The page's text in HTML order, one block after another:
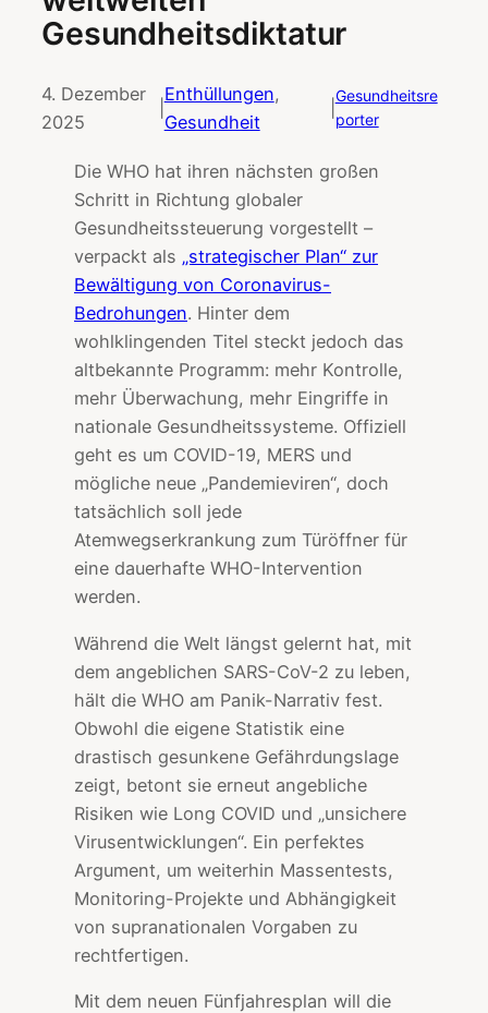
Gesundheitsdiktatur
4. Dezember
2025
|
Enthüllungen
Gesundheit
|
Gesundheitsre
porter
Die WHO hat ihren nächsten großen
Schritt in Richtung globaler
Gesundheitssteuerung vorgestellt –
verpackt als „strategischer Plan“ zur
Bewältigung von Coronavirus-
Bedrohungen. Hinter dem
wohlklingenden Titel steckt jedoch das
altbekannte Programm: mehr Kontrolle,
mehr Überwachung, mehr Eingriffe in
nationale Gesundheitssysteme. Offiziell
geht es um COVID-19, MERS und
mögliche neue „Pandemieviren“, doch
tatsächlich soll jede
Atemwegserkrankung zum Türöffner für
eine dauerhafte WHO-Intervention
werden.
Während die Welt längst gelernt hat, mit
dem angeblichen SARS-CoV-2 zu leben,
hält die WHO am Panik-Narrativ fest.
Obwohl die eigene Statistik eine
drastisch gesunkene Gefährdungslage
zeigt, betont sie erneut angebliche
Risiken wie Long COVID und „unsichere
Virusentwicklungen“. Ein perfektes
Argument, um weiterhin Massentests,
Monitoring-Projekte und Abhängigkeit
von supranationalen Vorgaben zu
rechtfertigen.
Mit dem neuen Fünfjahresplan will die